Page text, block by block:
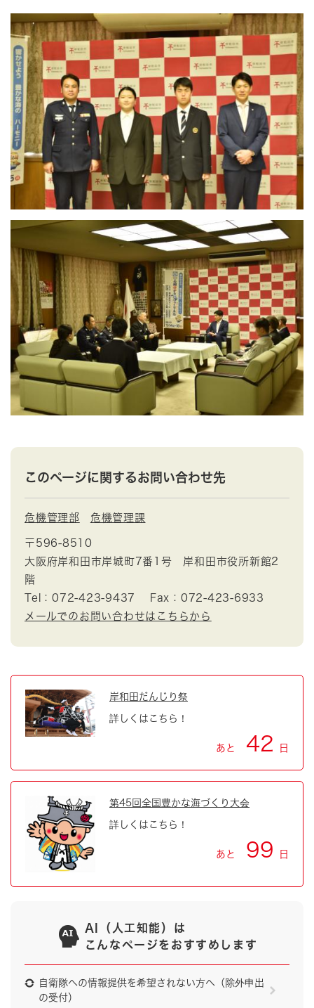
このページに関するお問い合わせ先
危機管理部 危機管理課
〒596-8510
大阪府岸和田市岸城町7番1号 岸和田市役所新館2
階
Tel：072-423-9437
Fax：072-423-6933
メールでのお問い合わせはこちらから
岸和田だんじり祭
詳しくはこちら！
あと 42 日
第45回全国豊かな海づくり大会
詳しくはこちら！
あと 99 日
AI（人工知能）は
こんなページをおすすめします
自衛隊への情報提供を希望されない方へ（除外申出
の受付）